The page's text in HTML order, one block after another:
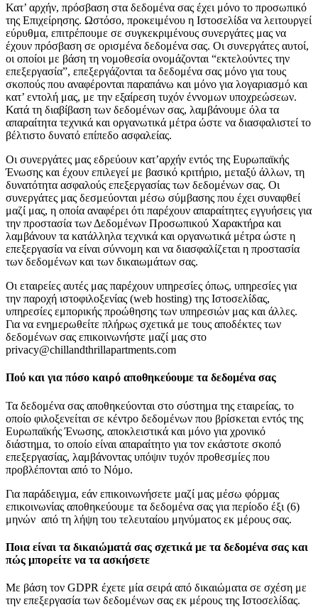
Κατ’ αρχήν, πρόσβαση στα δεδομένα σας έχει μόνο το προσωπικό
της Επιχείρησης. Ωστόσο, προκειμένου η Ιστοσελίδα να λειτουργεί
εύρυθμα, επιτρέπουμε σε συγκεκριμένους συνεργάτες μας να
έχουν πρόσβαση σε ορισμένα δεδομένα σας. Οι συνεργάτες αυτοί,
οι οποίοι με βάση τη νομοθεσία ονομάζονται “εκτελούντες την
επεξεργασία”, επεξεργάζονται τα δεδομένα σας μόνο για τους
σκοπούς που αναφέρονται παραπάνω και μόνο για λογαριασμό και
κατ’ εντολή μας, με την εξαίρεση τυχόν έννομων υποχρεώσεων.
Κατά τη διαβίβαση των δεδομένων σας, λαμβάνουμε όλα τα
απαραίτητα τεχνικά και οργανωτικά μέτρα ώστε να διασφαλιστεί το
βέλτιστο δυνατό επίπεδο ασφαλείας.
Οι συνεργάτες μας εδρεύουν κατ’αρχήν εντός της Ευρωπαϊκής
Ένωσης και έχουν επιλεγεί με βασικό κριτήριο, μεταξύ άλλων, τη
δυνατότητα ασφαλούς επεξεργασίας των δεδομένων σας. Οι
συνεργάτες μας δεσμεύονται μέσω σύμβασης που έχει συναφθεί
μαζί μας, η οποία αναφέρει ότι παρέχουν απαραίτητες εγγυήσεις για
την προστασία των Δεδομένων Προσωπικού Χαρακτήρα και
λαμβάνουν τα κατάλληλα τεχνικά και οργανωτικά μέτρα ώστε η
επεξεργασία να είναι σύννομη και να διασφαλίζεται η προστασία
των δεδομένων και των δικαιωμάτων σας.
Οι εταιρείες αυτές μας παρέχουν υπηρεσίες όπως, υπηρεσίες για
την παροχή ιστοφιλοξενίας (web hosting) της Ιστοσελίδας,
υπηρεσίες εμπορικής προώθησης των υπηρεσιών μας και άλλες.
Για να ενημερωθείτε πλήρως σχετικά με τους αποδέκτες των
δεδομένων σας επικοινωνήστε μαζί μας στο
privacy@chillandthrillapartments.com
Πού και για πόσο καιρό αποθηκεύουμε τα δεδομένα σας
Τα δεδομένα σας αποθηκεύονται στο σύστημα της εταιρείας, το
οποίο φιλοξενείται σε κέντρο δεδομένων που βρίσκεται εντός της
Ευρωπαϊκής Ένωσης, αποκλειστικά και μόνο για χρονικό
διάστημα, το οποίο είναι απαραίτητο για τον εκάστοτε σκοπό
επεξεργασίας, λαμβάνοντας υπόψιν τυχόν προθεσμίες που
προβλέπονται από το Νόμο.
Για παράδειγμα, εάν επικοινωνήσετε μαζί μας μέσω φόρμας
επικοινωνίας αποθηκεύουμε τα δεδομένα σας για περίοδο έξι (6)
μηνών από τη λήψη του τελευταίου μηνύματος εκ μέρους σας.
Ποια είναι τα δικαιώματά σας σχετικά με τα δεδομένα σας και
πώς μπορείτε να τα ασκήσετε
Με βάση τον GDPR έχετε μία σειρά από δικαιώματα σε σχέση με
την επεξεργασία των δεδομένων σας εκ μέρους της Ιστοσελίδας.